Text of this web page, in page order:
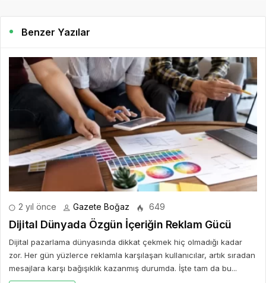
Benzer Yazılar
2 yıl önce Gazete Boğaz 649
Dijital Dünyada Özgün İçeriğin Reklam Gücü
Dijital pazarlama dünyasında dikkat çekmek hiç olmadığı kadar
zor. Her gün yüzlerce reklamla karşılaşan kullanıcılar, artık sıradan
mesajlara karşı bağışıklık kazanmış durumda. İşte tam da bu...